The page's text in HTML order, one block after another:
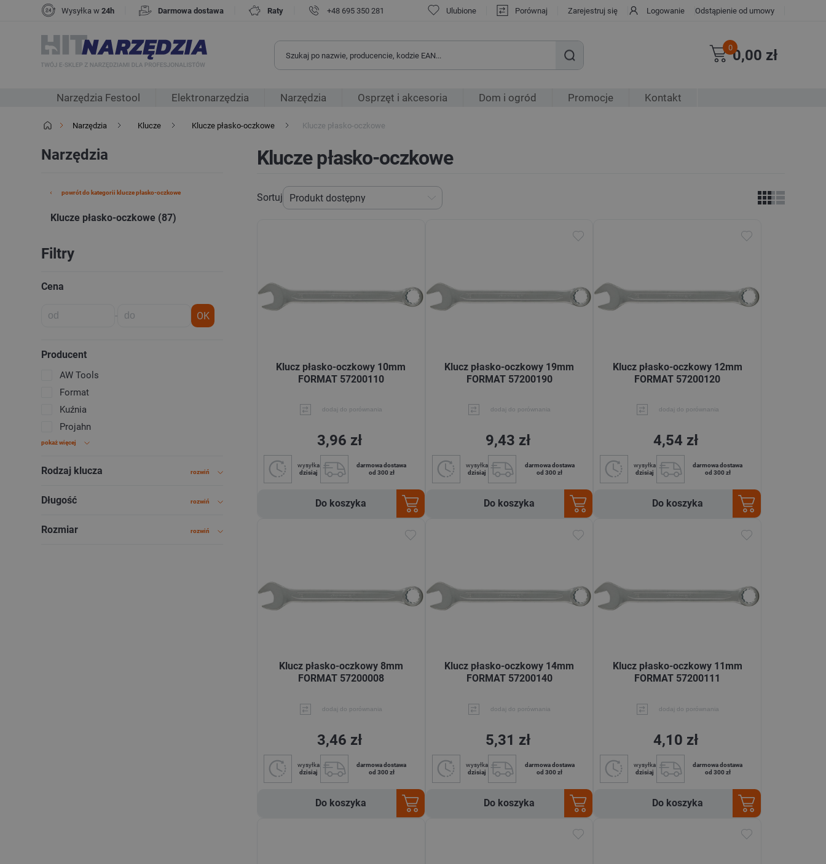
Wysyłka w24h Darmowa dostawa Raty +48 695 350 281 Ulubione Porównaj Zarejestruj się Logowanie Odstąpienie od umowy
00,00 zł
Narzędzia Festool Elektronarzędzia Narzędzia Osprzęt i akcesoria Dom i ogród Promocje Kontakt
Narzędzia Klucze Klucze płasko-oczkowe Klucze płasko-oczkowe
Narzędzia
powrót do kategorii klucze płasko-oczkowe
Klucze płasko-oczkowe (87)
Filtry
Cena
- OK
Producent
AW Tools
Format
Kuźnia
Projahn
pokaż więcej
Rodzaj klucza rozwiń
Długość rozwiń
Rozmiar rozwiń
Klucze płasko-oczkowe
Sortuj
Klucz płasko-oczkowy 10mm
FORMAT 57200110
dodaj do porównania
3,96 zł
wysyłka
dzisiaj
darmowa dostawa
od 300 zł
Do koszyka
Klucz płasko-oczkowy 19mm
FORMAT 57200190
dodaj do porównania
9,43 zł
wysyłka
dzisiaj
darmowa dostawa
od 300 zł
Do koszyka
Klucz płasko-oczkowy 12mm
FORMAT 57200120
dodaj do porównania
4,54 zł
wysyłka
dzisiaj
darmowa dostawa
od 300 zł
Do koszyka
Klucz płasko-oczkowy 8mm
FORMAT 57200008
dodaj do porównania
3,46 zł
wysyłka
dzisiaj
darmowa dostawa
od 300 zł
Do koszyka
Klucz płasko-oczkowy 14mm
FORMAT 57200140
dodaj do porównania
5,31 zł
wysyłka
dzisiaj
darmowa dostawa
od 300 zł
Do koszyka
Klucz płasko-oczkowy 11mm
FORMAT 57200111
dodaj do porównania
4,10 zł
wysyłka
dzisiaj
darmowa dostawa
od 300 zł
Do koszyka